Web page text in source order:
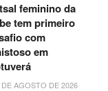
feminino da
tem primeiro
com
em
AGOSTO DE 2026